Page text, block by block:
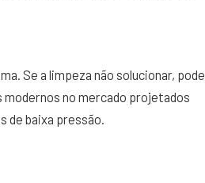
Se a limpeza não solucionar, pode
no mercado projetados
de baixa pressão.